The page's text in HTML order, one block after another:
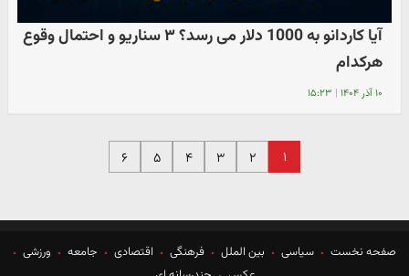
آیا کاردانو به 1000 دلار می رسد؟ ۳ سناریو و احتمال وقوع
هرکدام
۱۰ آذر ۱۴۰۴ | ۱۵:۲۳
۱ ۲ ۳ ۴ ۵ ۶
صفحه نخست سیاسی بین الملل فرهنگی اقتصادی جامعه
ورزشی